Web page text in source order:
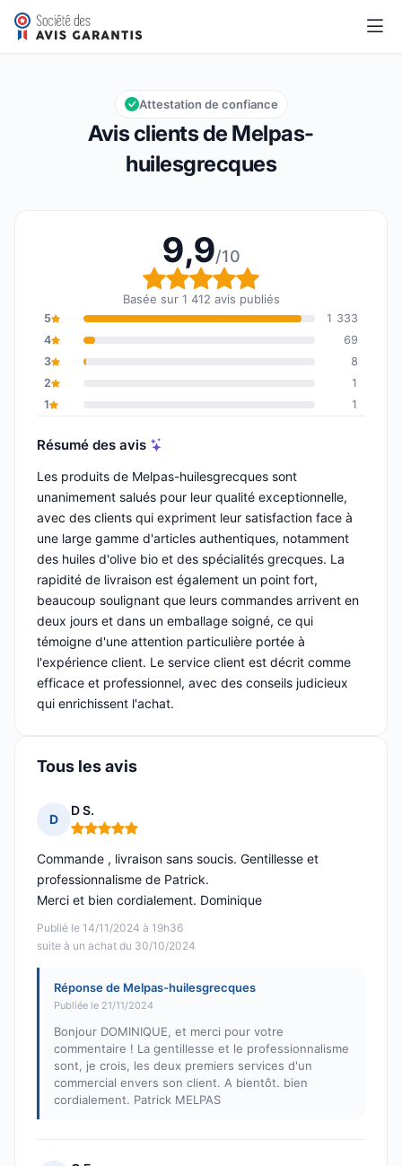
Melpas-huilesgrecques
Note globale : 9,9 sur 10
9,9/10
Avis clients de Melpas-
huilesgrecques
Attestation de confiance
9,9/10
Note globale : 9,9 sur
Basée sur 1 412 avis publiés
5
1 333
4
69
3
8
2
1
1
1
Résumé des avis
Les produits de Melpas-huilesgrecques sont
unanimement salués pour leur qualité exceptionnelle,
avec des clients qui expriment leur satisfaction face à
une large gamme d'articles authentiques, notamment
des huiles d'olive bio et des spécialités grecques. La
rapidité de livraison est également un point fort,
beaucoup soulignant que leurs commandes arrivent en
deux jours et dans un emballage soigné, ce qui
témoigne d'une attention particulière portée à
l'expérience client. Le service client est décrit comme
efficace et professionnel, avec des conseils judicieux
qui enrichissent l'achat.
Tous les avis
D
D S.
Note : 5 sur 5
Publié le 14/11/2024 à 19h36
suite à un achat du 30/10/2024
Commande , livraison sans soucis. Gentillesse et
professionnalisme de Patrick.
Merci et bien cordialement. Dominique
Réponse de Melpas-huilesgrecques
Publiée le 21/11/2024
Bonjour DOMINIQUE, et merci pour votre
commentaire ! La gentillesse et le professionnalisme
sont, je crois, les deux premiers services d'un
commercial envers son client. A bientôt. bien
cordialement. Patrick MELPAS